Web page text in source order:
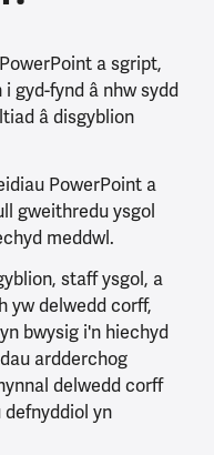
a sgript,
gyd-fynd â nhw sydd
â disgyblion
PowerPoint a
gweithredu ysgol
meddwl.
staff ysgol, a
yw delwedd corff,
bwysig i'n hiechyd
ardderchog
delwedd corff
defnyddiol yn